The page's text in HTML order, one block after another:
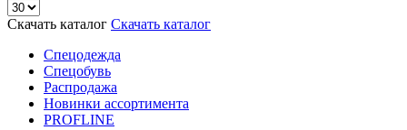
Скачать каталог Скачать каталог
Спецодежда
Спецобувь
Распродажа
Новинки ассортимента
PROFLINE